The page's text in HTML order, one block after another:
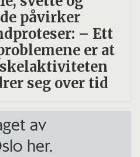
påvirker
– Ett
er at
seg over tid
av
her.